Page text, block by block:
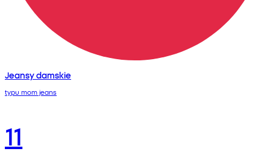
Jeansy damskie
typu mom jeans
11